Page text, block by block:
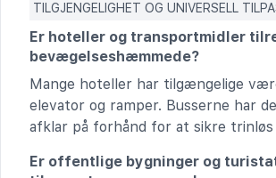
TILGJENGELIGHET OG UNIVERSELL
Er hoteller og transportmidler
bevægelseshæmmede?
Mange hoteller har tilgængelige
elevator og ramper. Busserne har
afklar på forhånd for at sikre trinløs
Er offentlige bygninger og